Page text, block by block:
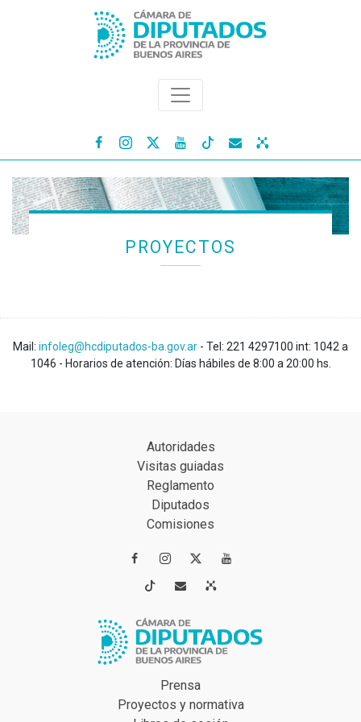
   
PROYECTOS
Mail: infoleg@hcdiputados-ba.gov.ar - Tel: 221 4297100 int: 1042 a
1046 - Horarios de atención: Días hábiles de 8:00 a 20:00 hs.
Autoridades
Visitas guiadas
Reglamento
Diputados
Comisiones
 
 
Prensa
Proyectos y normativa